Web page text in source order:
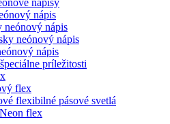
nápisy
nápis
neónový nápis
neónový nápis
nápis
príležitosti
flex
flexibilné pásové svetlá
flex